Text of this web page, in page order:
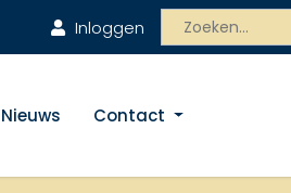
Inloggen
Nieuws Contact